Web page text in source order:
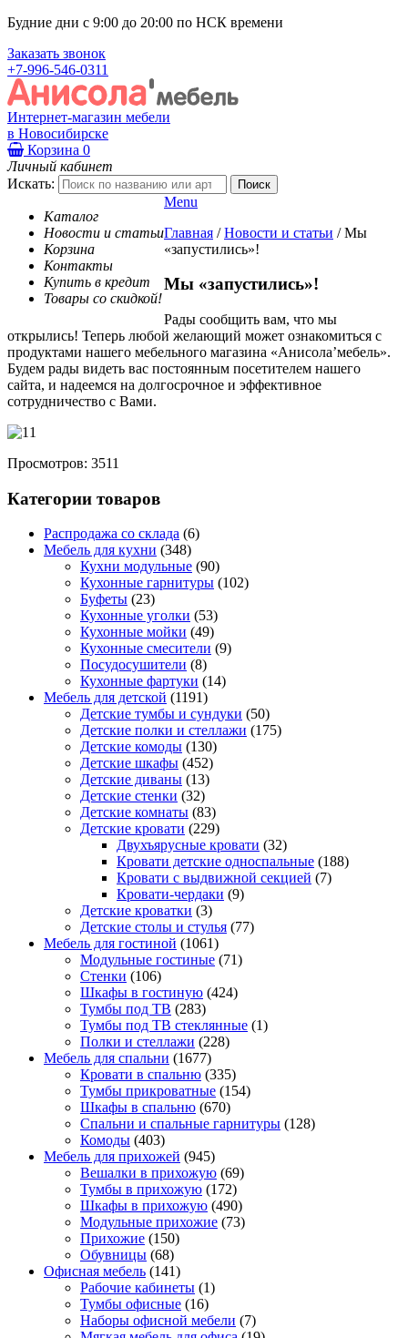
Будние дни с 9:00 до 20:00 по НСК времени
Заказать звонок
+7-996-546-0311
Интернет-магазин мебели
в Новосибирске
Корзина 0
Личный кабинет
Искать:
Каталог
Новости и статьи
Корзина
Контакты
Купить в кредит
Товары со скидкой!
Menu
Главная / Новости и статьи / Мы
«запустились»!
Мы «запустились»!
Рады сообщить вам, что мы
открылись! Теперь любой желающий может ознакомиться с
продуктами нашего мебельного магазина «Анисола’мебель».
Будем рады видеть вас постоянным посетителем нашего
сайта, и надеемся на долгосрочное и эффективное
сотрудничество с Вами.
Просмотров: 3511
Категории товаров
Распродажа со склада (6)
Мебель для кухни (348)
Кухни модульные (90)
Кухонные гарнитуры (102)
Буфеты (23)
Кухонные уголки (53)
Кухонные мойки (49)
Кухонные смесители (9)
Посудосушители (8)
Кухонные фартуки (14)
Мебель для детской (1191)
Детские тумбы и сундуки (50)
Детские полки и стеллажи (175)
Детские комоды (130)
Детские шкафы (452)
Детские диваны (13)
Детские стенки (32)
Детские комнаты (83)
Детские кровати (229)
Двухъярусные кровати (32)
Кровати детские односпальные (188)
Кровати с выдвижной секцией (7)
Кровати-чердаки (9)
Детские кроватки (3)
Детские столы и стулья (77)
Мебель для гостиной (1061)
Модульные гостиные (71)
Стенки (106)
Шкафы в гостиную (424)
Тумбы под ТВ (283)
Тумбы под ТВ стеклянные (1)
Полки и стеллажи (228)
Мебель для спальни (1677)
Кровати в спальню (335)
Тумбы прикроватные (154)
Шкафы в спальню (670)
Спальни и спальные гарнитуры (128)
Комоды (403)
Мебель для прихожей (945)
Вешалки в прихожую (69)
Тумбы в прихожую (172)
Шкафы в прихожую (490)
Модульные прихожие (73)
Прихожие (150)
Обувницы (68)
Офисная мебель (141)
Рабочие кабинеты (1)
Тумбы офисные (16)
Наборы офисной мебели (7)